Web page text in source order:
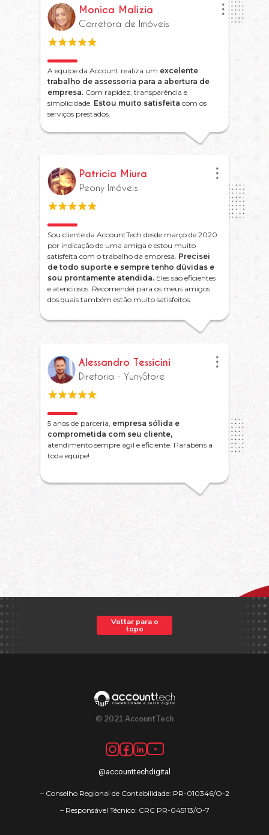
Monica Malizia
Corretora de Imóveis
A equipe da Account realiza um excelente
trabalho de assessoria para a abertura de
empresa. Com rapidez, transparência e
simplicidade. Estou muito satisfeita com os
serviços prestados.
Patricia Miura
Peony Imóveis
Sou cliente da AccountTech desde março de 2020
por indicação de uma amiga e estou muito
satisfeita com o trabalho da empresa. Precisei
de todo suporte e sempre tenho dúvidas e
sou prontamente atendida. Eles são eficientes
e atenciosos. Recomendei para os meus amigos
dos quais também estão muito satisfeitos.
Alessandro Tessicini
Diretoria - YunyStore
5 anos de parceria, empresa sólida e
comprometida com seu cliente,
atendimento sempre ágil e eficiente. Parabéns a
toda equipe!
Voltar para o
topo
© 2021 AccountTech
@accounttechdigital
– Conselho Regional de Contabilidade: PR-010346/O-2
– Responsável Técnico: CRC PR-045113/O-7